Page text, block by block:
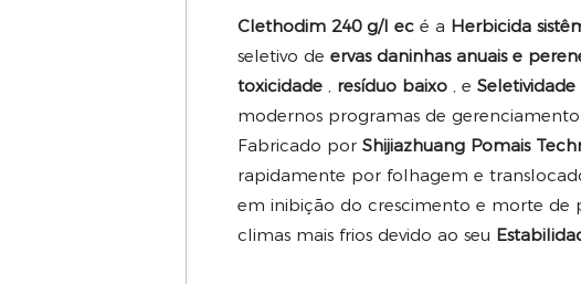
Clethodim 240 g/l ec é a Herbicida
seletivo de ervas daninhas anuais e
toxicidade
resíduo baixo , e
modernos programas de gerenciamento
Fabricado por Shijiazhuang Pomais
rapidamente por folhagem e
em inibição do crescimento e morte de
climas mais frios devido ao seu